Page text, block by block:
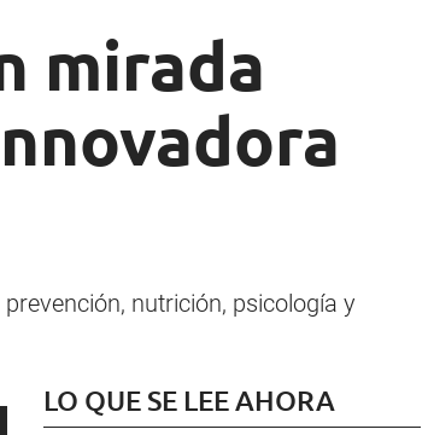
mirada
nutrición, psicología y
LO QUE SE LEE AHORA